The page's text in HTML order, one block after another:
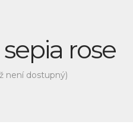
rose
není dostupný)